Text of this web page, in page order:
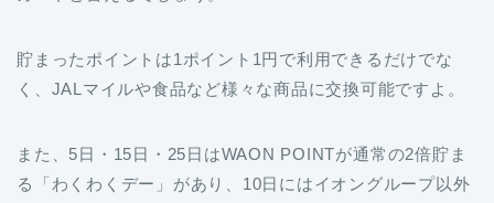
貯まったポイントは1ポイント1円で利用できるだけでな
く、JALマイルや食品など様々な商品に交換可能ですよ。
また、5日・15日・25日はWAON POINTが通常の2倍貯ま
る「わくわくデー」があり、10日にはイオングループ以外